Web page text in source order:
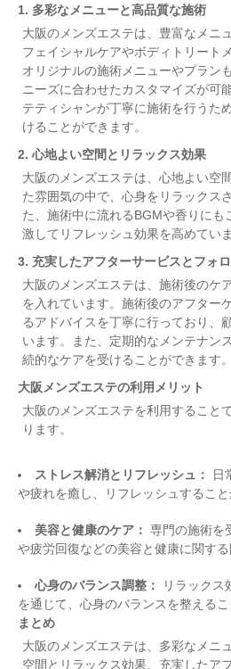
1. 多彩なメニューと高品質な施術
大阪のメンズエステは、豊富なメニ
フェイシャルケアやボディトリート
オリジナルの施術メニューやプラン
ニーズに合わせたカスタマイズが可
テティシャンが丁寧に施術を行うた
けることができます。
2. 心地よい空間とリラックス効果
大阪のメンズエステは、心地よい空
た雰囲気の中で、心身をリラックス
た、施術中に流れるBGMや香りにも
激してリフレッシュ効果を高めていま
3. 充実したアフターサービスとフォ
大阪のメンズエステは、施術後のケ
を入れています。施術後のアフター
るアドバイスを丁寧に行っており、
います。また、定期的なメンテナン
続的なケアを受けることができます。
大阪メンズエステの利用メリット
大阪のメンズエステを利用すること
ります。
ストレス解消とリフレッシュ：
日
や疲れを癒し、リフレッシュすること
美容と健康のケア： 専門の施術を
や疲労回復などの美容と健康に関する
心身のバランス調整：
リラックス
を通じて、心身のバランスを整えるこ
まとめ
大阪のメンズエステは、多彩なメニ
空間とリラックス効果、充実したア